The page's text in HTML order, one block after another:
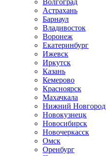
Волгоград
Астрахань
Барнаул
Владивосток
Воронеж
Екатеринбург
Ижевск
Иркутск
Казань
Кемерово
Красноярск
Махачкала
Нижний Новгород
Новокузнецк
Новосибирск
Новочеркаcск
Омск
Оренбург